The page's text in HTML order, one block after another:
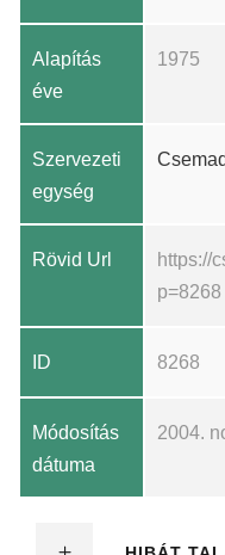
Alapítás
éve
1975
Szervezeti
egység
Rövid Url
https://
p=8268
ID 8268
Módosítás
dátuma
2004.